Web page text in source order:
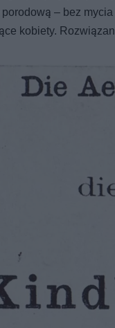
– bez
kobiety.